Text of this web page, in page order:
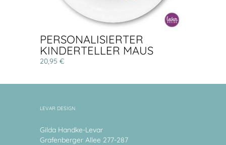
PERSONALISIERTER
KINDERTELLER MAUS
20,95 €
LEVAR DESIGN
Gilda Handke-Levar
Grafenberger Allee 277-287